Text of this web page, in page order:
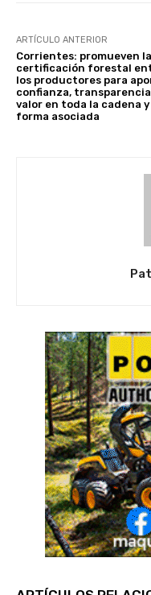
ARTÍCULO ANTERIOR
Corrientes: promueven la
certificación forestal
los productores para
confianza,
valor en toda la cadena y
forma asociada